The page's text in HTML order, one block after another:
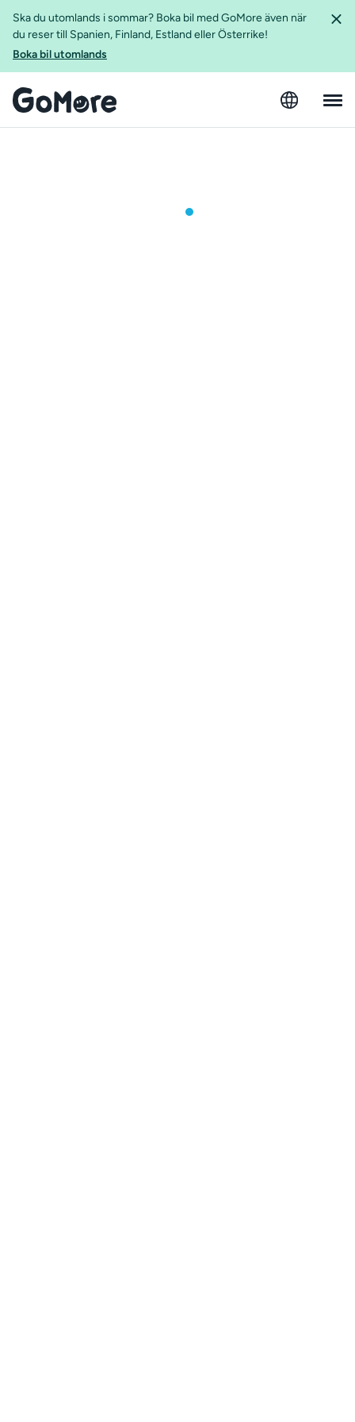
Ska du utomlands i sommar? Boka bil med GoMore även när
du reser till Spanien, Finland, Estland eller Österrike!
Boka bil utomlands